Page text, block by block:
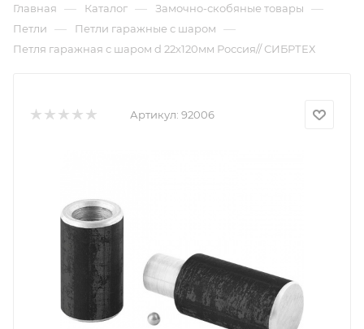
Главная — Каталог — Замочно-скобяные товары —
Петли — Петли гаражные с шаром —
Петля гаражная с шаром d 22х120мм Россия// СИБРТЕХ
Артикул: 92006